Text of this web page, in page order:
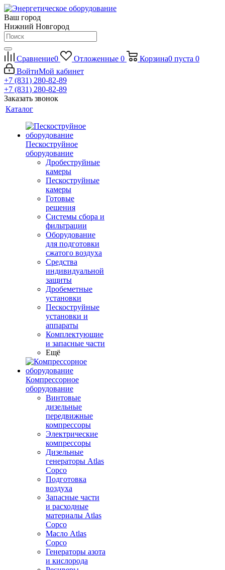
Ваш город
Нижний Новгород
Сравнение0 Отложенные 0 Корзина0 пуста 0
ВойтиМой кабинет
+7 (831) 280-82-89
+7 (831) 280-82-89
Заказать звонок
Каталог
Пескоструйное
оборудование
Дробеструйные
камеры
Пескоструйные
камеры
Готовые
решения
Системы сбора и
фильтрации
Оборудование
для подготовки
сжатого воздуха
Средства
индивидуальной
защиты
Дробеметные
установки
Пескоструйные
установки и
аппараты
Комплектующие
и запасные части
Ещё
Компрессорное
оборудование
Винтовые
дизельные
передвижные
компрессоры
Электрические
компрессоры
Дизельные
генераторы Atlas
Copco
Подготовка
воздуха
Запасные части
и расходные
материалы Atlas
Copco
Масло Atlas
Copco
Генераторы азота
и кислорода